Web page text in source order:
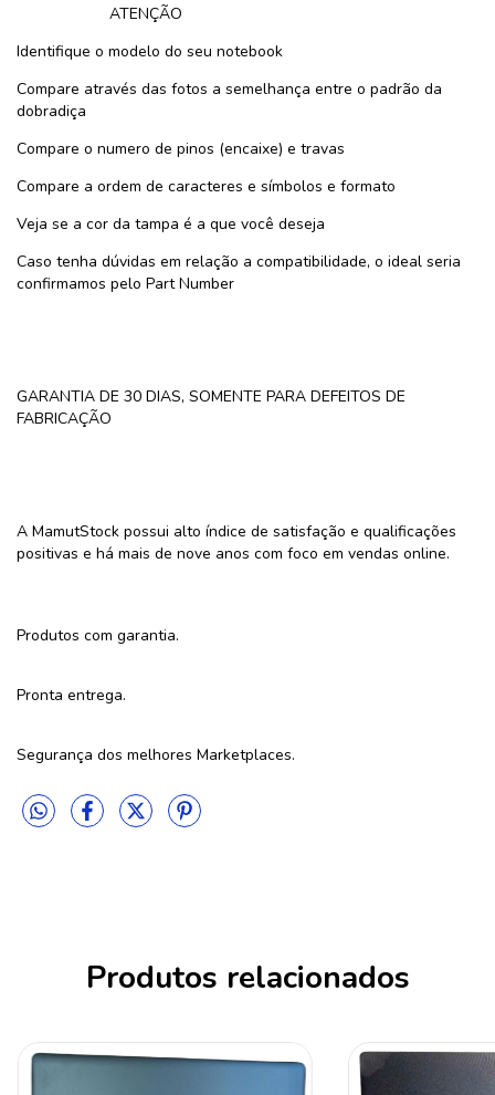
ATENÇÃO
Identifique o modelo do seu notebook
Compare através das fotos a semelhança entre o padrão da
dobradiça
Compare o numero de pinos (encaixe) e travas
Compare a ordem de caracteres e símbolos e formato
Veja se a cor da tampa é a que você deseja
Caso tenha dúvidas em relação a compatibilidade, o ideal seria
confirmamos pelo Part Number
GARANTIA DE 30 DIAS, SOMENTE PARA DEFEITOS DE
FABRICAÇÃO
A MamutStock possui alto índice de satisfação e qualificações
positivas e há mais de nove anos com foco em vendas online.
Produtos com garantia.
Pronta entrega.
Segurança dos melhores Marketplaces.
Produtos relacionados